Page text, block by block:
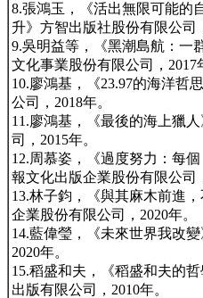
8.張鴻玉，《活出無限可能的
升》方智出版社股份有限公司
9.吳明益等，《黑潮島航：一
文化事業股份有限公司，2017
10.廖鴻基，《23.97的海洋哲
公司，2018年。
11.廖鴻基，《最後的海上獵
司，2015年。
12.周慕姿，《過度努力：每
報文化出版企業股份有限公司
13.林子鈞，《與其麻木前進
企業股份有限公司，2020年。
14.藍偉瑩，《未來世界我改
2020年。
15.稻盛和夫，《稻盛和夫的
出版有限公司，2010年。